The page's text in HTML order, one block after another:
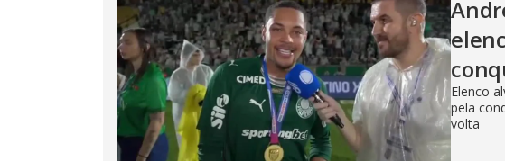
Elenco
pela
volta